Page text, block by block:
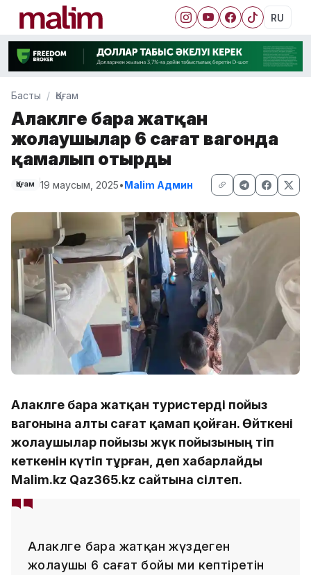
RU
Басты Қоғам
Алакөлге бара жатқан
жолаушылар 6 сағат вагонда
қамалып отырды
Қоғам 19 маусым, 2025•Malim Админ
Алакөлге бара жатқан туристерді пойыз
вагонына алты сағат қамап қойған. Өйткені
жолаушылар пойызы жүк пойызының өтіп
кеткенін күтіп тұрған, деп хабарлайды
Malim.kz Qaz365.kz сайтына сілтеп.
Алакөлге бара жатқан жүздеген
жолаушы 6 сағат бойы ми кептіретін